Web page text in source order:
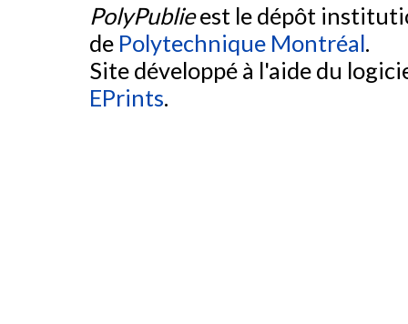
PolyPublieest le dépôt
de Polytechnique Montréal.
Site développé à l'aide du
EPrints.